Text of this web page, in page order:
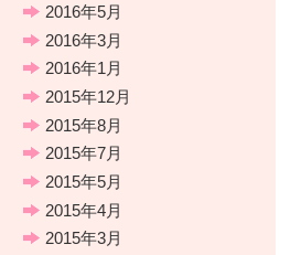
2016年5月
2016年3月
2016年1月
2015年12月
2015年8月
2015年7月
2015年5月
2015年4月
2015年3月